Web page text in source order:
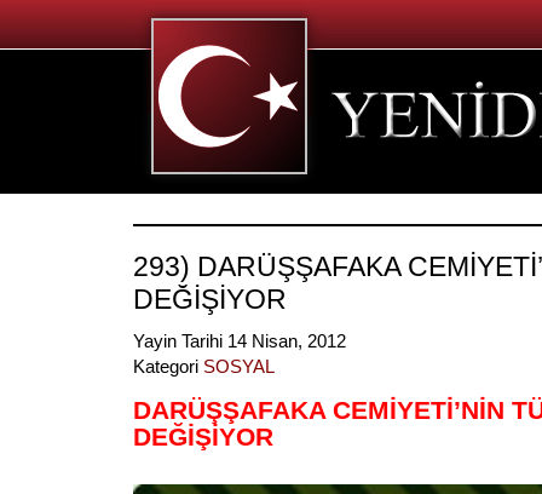
293) DARÜŞŞAFAKA
DEĞİŞİYOR
Yayin Tarihi 14 Nisan, 2012
Kategori SOSYAL
DARÜŞŞAFAKA CEMİYETİ’NİN
DEĞİŞİYOR